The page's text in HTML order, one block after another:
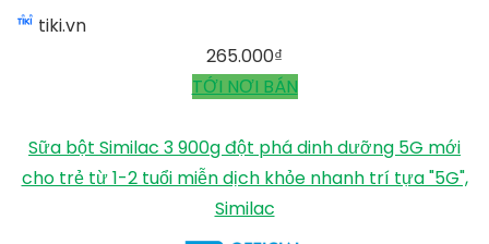
tiki.vn
265.000₫
TỚI NƠI BÁN
Sữa bột Similac 3 900g đột phá dinh dưỡng 5G mới
cho trẻ từ 1-2 tuổi miễn dịch khỏe nhanh trí tựa "5G",
Similac